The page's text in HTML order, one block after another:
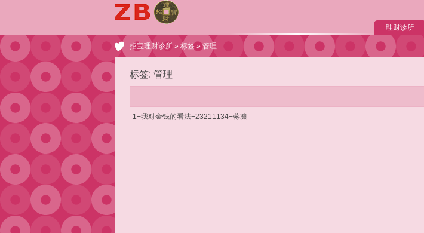
理财诊所
招宝理财诊所 » 标签 » 管理
标签: 管理
1+我对金钱的看法+23211134+蒋凛